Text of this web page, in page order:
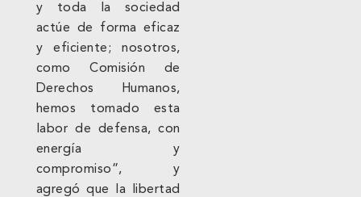
y toda la sociedad
actúe de forma eficaz
y eficiente; nosotros,
como Comisión de
Derechos Humanos,
hemos tomado esta
labor de defensa, con
energía y
compromiso”, y
agregó que la libertad